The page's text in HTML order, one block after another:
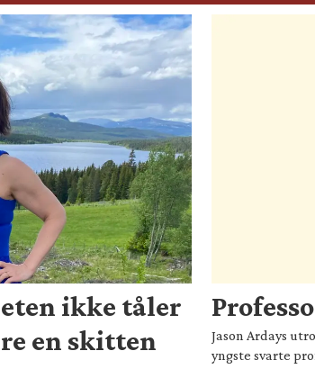
ikke tåler
en skitten
Jason Ardays
yngste svarte